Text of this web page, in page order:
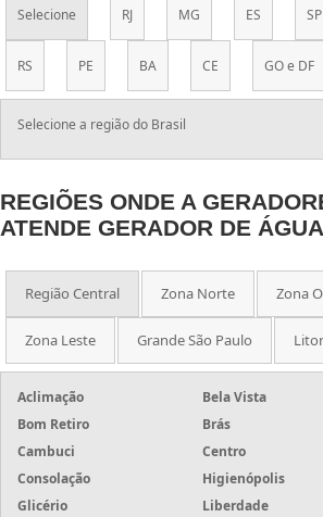
Selecione RJ MG ES SP
RS PE BA CE GO e DF
Selecione a região do Brasil
REGIÕES ONDE A
ATENDE GERADOR DE
Região Central Zona Norte Zona
Zona Leste Grande São Paulo
Aclimação
Bela Vista
Bom Retiro
Brás
Cambuci
Centro
Consolação
Higienópolis
Glicério
Liberdade